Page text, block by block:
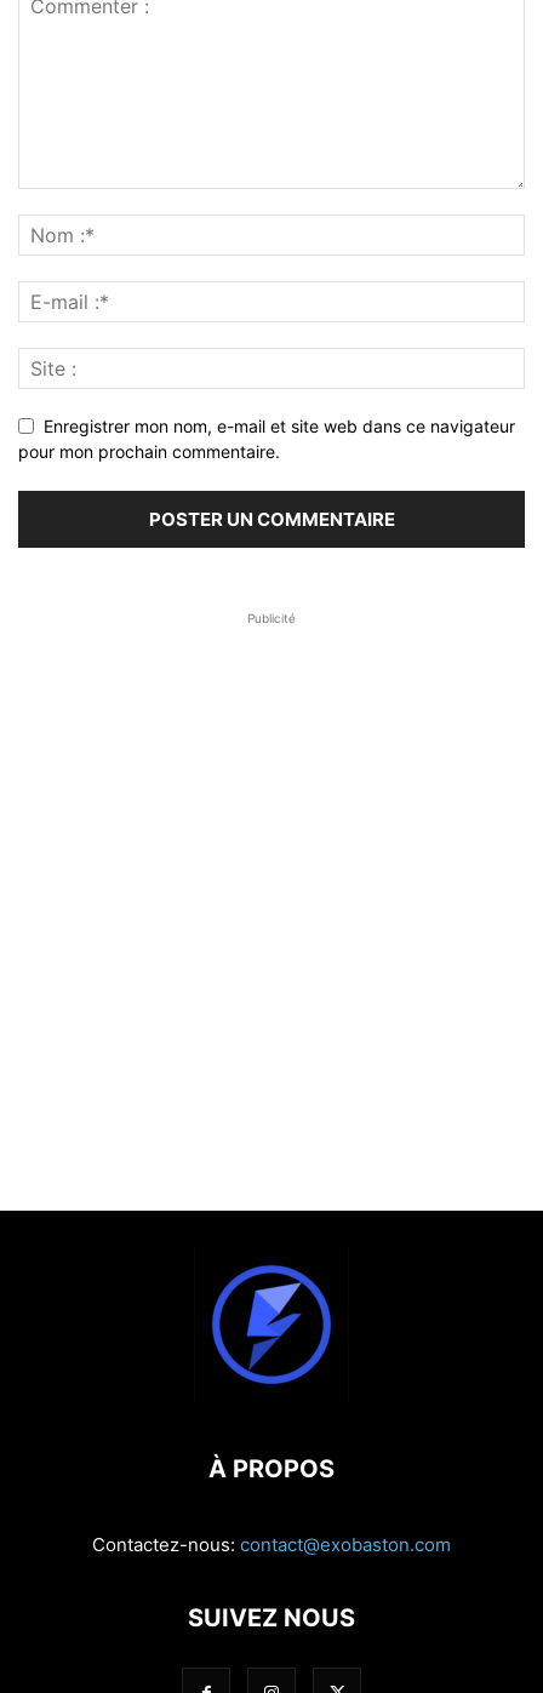
Enregistrer mon nom, e-mail et site web dans ce navigateur
pour mon prochain commentaire.
Publicité
À PROPOS
Contactez-nous: contact@exobaston.com
SUIVEZ NOUS